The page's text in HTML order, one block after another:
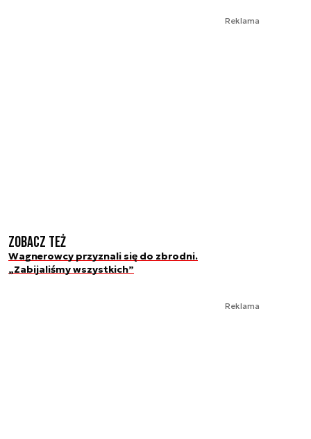
Reklama
Zobacz też
Wagnerowcy przyznali się do zbrodni.
„Zabijaliśmy wszystkich”
Reklama